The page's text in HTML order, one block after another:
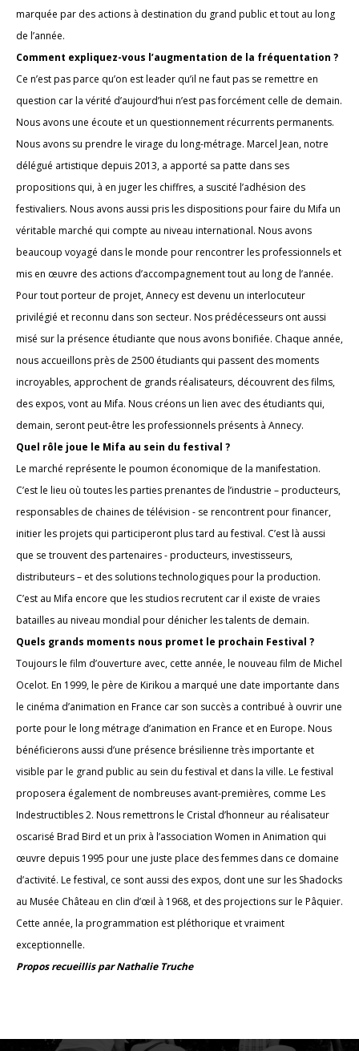
marquée par des actions à destination du grand public et tout au long
de l’année.
Comment expliquez-vous l’augmentation de la fréquentation ?
Ce n’est pas parce qu’on est leader qu’il ne faut pas se remettre en
question car la vérité d’aujourd’hui n’est pas forcément celle de demain.
Nous avons une écoute et un questionnement récurrents permanents.
Nous avons su prendre le virage du long-métrage. Marcel Jean, notre
délégué artistique depuis 2013, a apporté sa patte dans ses
propositions qui, à en juger les chiffres, a suscité l’adhésion des
festivaliers. Nous avons aussi pris les dispositions pour faire du Mifa un
véritable marché qui compte au niveau international. Nous avons
beaucoup voyagé dans le monde pour rencontrer les professionnels et
mis en œuvre des actions d’accompagnement tout au long de l’année.
Pour tout porteur de projet, Annecy est devenu un interlocuteur
privilégié et reconnu dans son secteur. Nos prédécesseurs ont aussi
misé sur la présence étudiante que nous avons bonifiée. Chaque année,
nous accueillons près de 2500 étudiants qui passent des moments
incroyables, approchent de grands réalisateurs, découvrent des films,
des expos, vont au Mifa. Nous créons un lien avec des étudiants qui,
demain, seront peut-être les professionnels présents à Annecy.
Quel rôle joue le Mifa au sein du festival ?
Le marché représente le poumon économique de la manifestation.
C’est le lieu où toutes les parties prenantes de l’industrie – producteurs,
responsables de chaines de télévision - se rencontrent pour financer,
initier les projets qui participeront plus tard au festival. C’est là aussi
que se trouvent des partenaires - producteurs, investisseurs,
distributeurs – et des solutions technologiques pour la production.
C’est au Mifa encore que les studios recrutent car il existe de vraies
batailles au niveau mondial pour dénicher les talents de demain.
Quels grands moments nous promet le prochain Festival ?
Toujours le film d’ouverture avec, cette année, le nouveau film de Michel
Ocelot. En 1999, le père de Kirikou a marqué une date importante dans
le cinéma d’animation en France car son succès a contribué à ouvrir une
porte pour le long métrage d’animation en France et en Europe. Nous
bénéficierons aussi d’une présence brésilienne très importante et
visible par le grand public au sein du festival et dans la ville. Le festival
proposera également de nombreuses avant-premières, comme Les
Indestructibles 2. Nous remettrons le Cristal d’honneur au réalisateur
oscarisé Brad Bird et un prix à l’association Women in Animation qui
œuvre depuis 1995 pour une juste place des femmes dans ce domaine
d’activité. Le festival, ce sont aussi des expos, dont une sur les Shadocks
au Musée Château en clin d’œil à 1968, et des projections sur le Pâquier.
Cette année, la programmation est pléthorique et vraiment
exceptionnelle.
Propos recueillis par Nathalie Truche